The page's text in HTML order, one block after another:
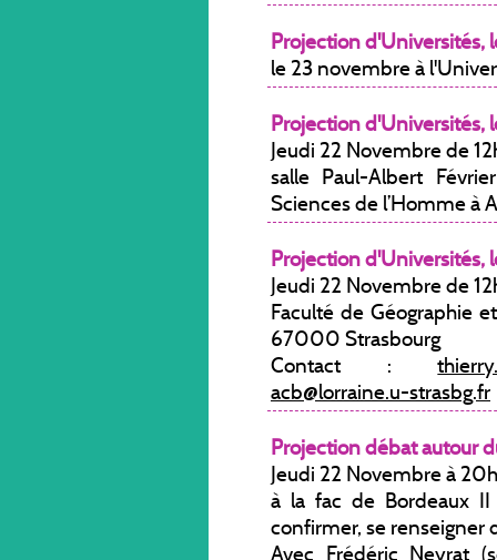
Projection d'Universités,
le 23 novembre à
Projection d'Universités,
Jeudi 22 Novembre de
salle Paul-Albert
Sciences de l’Homme à
Projection d'Universités,
Jeudi 22 Novembre de
Faculté de Géographie
67000 Strasbourg
Contact :
acb@lorraine.u-strasbg.fr
Projection débat autour
Jeudi 22 Novembre à 20h
à la fac de Bordeaux
confirmer, se renseigner
Avec Frédéric Neyrat